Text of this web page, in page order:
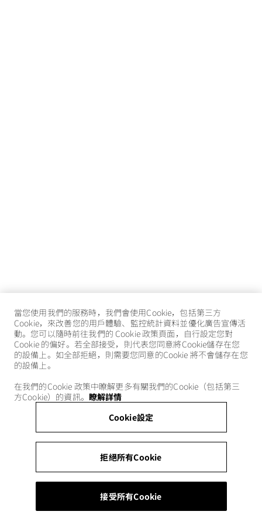
當您使用我們的服務時，我們會使用Cookie，包括第三方
Cookie，來改善您的用戶體驗、監控統計資料並優化廣告宣傳活
動。您可以隨時前往我們的 Cookie 政策頁面，自行設定您對
Cookie 的偏好。若全部接受，則代表您同意將Cookie儲存在您
的設備上。如全部拒絕，則需要您同意的Cookie 將不會儲存在您
的設備上。
在我們的Cookie 政策中瞭解更多有關我們的Cookie（包括第三
方Cookie）的資訊。 瞭解詳情
Cookie設定
拒絕所有Cookie
接受所有Cookie